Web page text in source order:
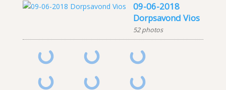
09-06-2018
Dorpsavond Vios
52 photos